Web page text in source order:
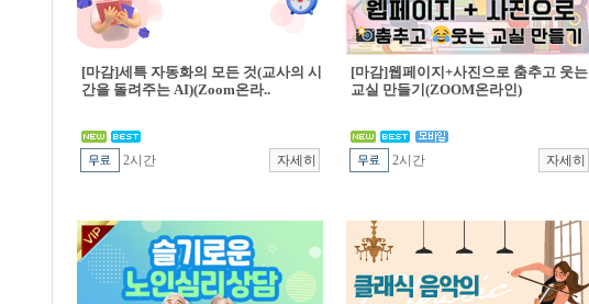
[마감]세특 자동화의 모든 것(교사의 시
간을 돌려주는 AI)(Zoom온라..
2시간
[마감]웹페이지+사진으로 춤추고 웃는
교실 만들기(ZOOM온라인)
2시간